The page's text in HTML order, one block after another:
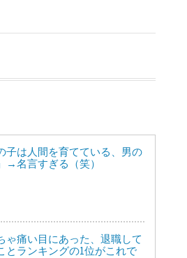
子は人間を育てている、男の
→名言すぎる（笑）
ゃ痛い目にあった、退職して
とランキングの1位がこれで